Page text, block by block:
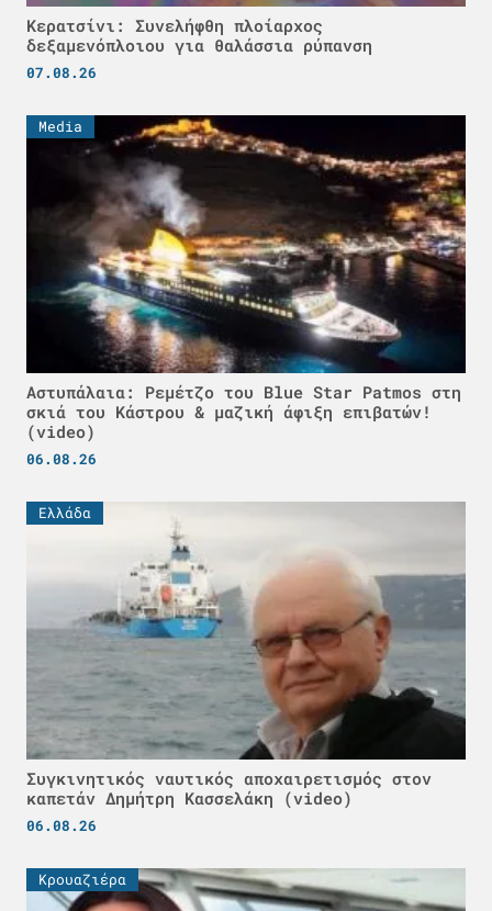
Κερατσίνι: Συνελήφθη πλοίαρχος
δεξαμενόπλοιου για θαλάσσια ρύπανση
07.08.26
Media
Αστυπάλαια: Ρεμέτζο του Blue Star Patmos στη
σκιά του Κάστρου & μαζική άφιξη επιβατών!
(video)
06.08.26
Ελλάδα
Συγκινητικός ναυτικός αποχαιρετισμός στον
καπετάν Δημήτρη Κασσελάκη (video)
06.08.26
Κρουαζιέρα